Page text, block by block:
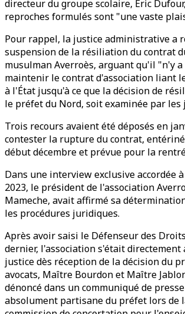
directeur du groupe scolaire, Éric
reproches formulés sont "une vaste
Pour rappel, la justice administrative a
suspension de la résiliation du contrat
musulman Averroès, arguant qu'il "n'y
maintenir le contrat d'association liant
à l'État jusqu'à ce que la décision de
le préfet du Nord, soit examinée par les
Trois recours avaient été déposés en
contester la rupture du contrat,
début décembre et prévue pour la
Dans une interview exclusive accordée
2023, le président de l'association
Mameche, avait affirmé sa
les procédures juridiques.
Après avoir saisi le Défenseur des
dernier, l'association s'était directement
justice dès réception de la décision du
avocats, Maître Bourdon et Maître
dénoncé dans un communiqué de
absolument partisane du préfet lors de